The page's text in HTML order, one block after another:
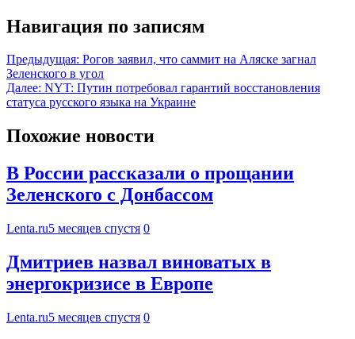
Навигация по записям
Предыдущая: Рогов заявил, что саммит на Аляске загнал
Зеленского в угол
Далее: NYT: Путин потребовал гарантий восстановления
статуса русского языка на Украине
Похожие новости
В России рассказали о прощании
Зеленского с Донбассом
Lenta.ru5 месяцев спустя 0
Дмитриев назвал виноватых в
энергокризисе в Европе
Lenta.ru5 месяцев спустя 0